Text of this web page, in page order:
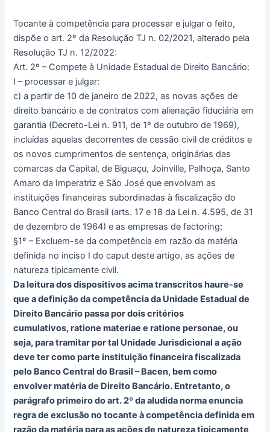
Tocante à competência para processar e julgar o feito,
dispõe o art. 2º da Resolução TJ n. 02/2021, alterado pela
Resolução TJ n. 12/2022:
Art. 2º – Compete à Unidade Estadual de Direito Bancário:
I – processar e julgar:
c) a partir de 10 de janeiro de 2022, as novas ações de
direito bancário e de contratos com alienação fiduciária em
garantia (Decreto-Lei n. 911, de 1º de outubro de 1969),
incluídas aquelas decorrentes de cessão civil de créditos e
os novos cumprimentos de sentença, originárias das
comarcas da Capital, de Biguaçu, Joinville, Palhoça, Santo
Amaro da Imperatriz e São José que envolvam as
instituições financeiras subordinadas à fiscalização do
Banco Central do Brasil (arts. 17 e 18 da Lei n. 4.595, de 31
de dezembro de 1964) e as empresas de factoring;
§1º – Excluem-se da competência em razão da matéria
definida no inciso I do caput deste artigo, as ações de
natureza tipicamente civil.
Da leitura dos dispositivos acima transcritos haure-se
que a definição da competência da Unidade Estadual de
Direito Bancário passa por dois critérios
cumulativos, ratione materiae e ratione personae, ou
seja, para tramitar por tal Unidade Jurisdicional a ação
deve ter como parte instituição financeira fiscalizada
pelo Banco Central do Brasil – Bacen, bem como
envolver matéria de Direito Bancário. Entretanto, o
parágrafo primeiro do art. 2º da aludida norma enuncia
regra de exclusão no tocante à competência definida em
razão da matéria para as ações de natureza tipicamente